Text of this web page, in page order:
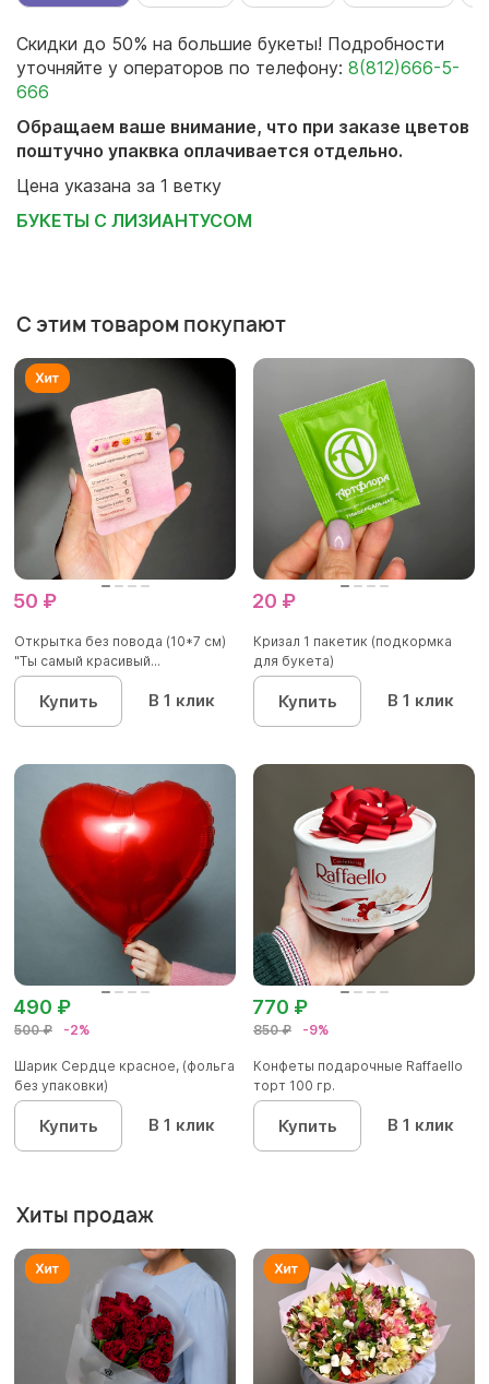
Скидки до 50% на большие букеты! Подробности
уточняйте у операторов по телефону: 8(812)666-5-
666
Обращаем ваше внимание, что при заказе цветов
поштучно упаквка оплачивается отдельно.
Цена указана за 1 ветку
БУКЕТЫ С ЛИЗИАНТУСОМ
С этим товаром покупают
50 ₽
Открытка без повода (10*7 см)
"Ты самый красивый...
Купить В 1 клик
20 ₽
Кризал 1 пакетик (подкормка
для букета)
Купить В 1 клик
500 ₽ -2%
490 ₽
Шарик Сердце красное, (фольга
без упаковки)
Купить В 1 клик
850 ₽ -9%
770 ₽
Конфеты подарочные Raffaello
торт 100 гр.
Купить В 1 клик
Хиты продаж